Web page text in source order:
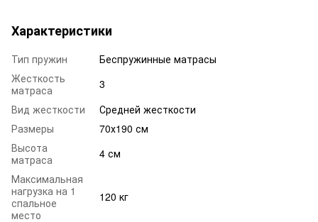
Характеристики
Тип пружин
Беспружинные матрасы
Жесткость
матраса
3
Вид жесткости
Средней жесткости
Размеры
70х190 см
Высота
матраса
4 см
Максимальная
нагрузка на 1
спальное
место
120 кг